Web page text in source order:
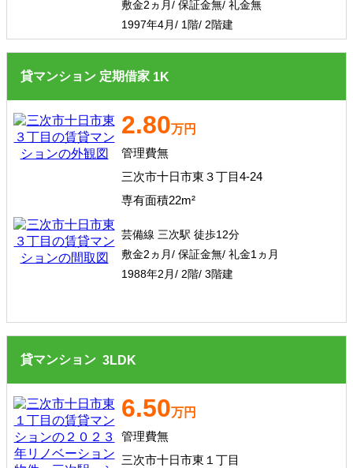
敷金2ヵ月/ 保証金無/ 礼金無
1997年4月/ 1階/ 2階建
貸マンション 定期借家 1K
2.80万円
管理費無
三次市十日市東３丁目4-24
専有面積22m²
芸備線 三次駅 徒歩12分
敷金2ヵ月/ 保証金無/ 礼金1ヵ月
1988年2月/ 2階/ 3階建
貸マンション 3LDK
6.50万円
管理費無
三次市十日市東１丁目